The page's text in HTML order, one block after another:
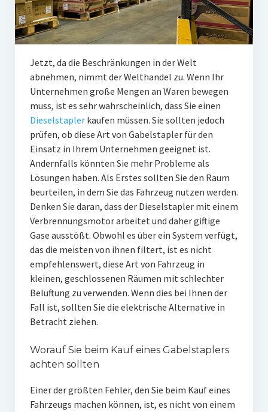
Jetzt, da die Beschränkungen in der Welt
abnehmen, nimmt der Welthandel zu. Wenn Ihr
Unternehmen große Mengen an Waren bewegen
muss, ist es sehr wahrscheinlich, dass Sie einen
Dieselstaplerkaufen müssen. Sie sollten jedoch
prüfen, ob diese Art von Gabelstapler für den
Einsatz in Ihrem Unternehmen geeignet ist.
Andernfalls könnten Sie mehr Probleme als
Lösungen haben. Als Erstes sollten Sie den Raum
beurteilen, in dem Sie das Fahrzeug nutzen werden.
Denken Sie daran, dass der Dieselstapler mit einem
Verbrennungsmotor arbeitet und daher giftige
Gase ausstößt. Obwohl es über ein System verfügt,
das die meisten von ihnen filtert, ist es nicht
empfehlenswert, diese Art von Fahrzeug in
kleinen, geschlossenen Räumen mit schlechter
Belüftung zu verwenden. Wenn dies bei Ihnen der
Fall ist, sollten Sie die elektrische Alternative in
Betracht ziehen.
Worauf Sie beim Kauf eines Gabelstaplers
achten sollten
Einer der größten Fehler, den Sie beim Kauf eines
Fahrzeugs machen können, ist, es nicht von einem